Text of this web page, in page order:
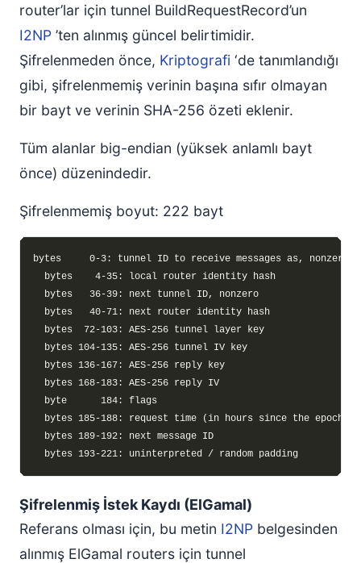
router’lar için tunnel BuildRequestRecord’un
I2NP ’ten alınmış güncel belirtimidir.
Şifrelenmeden önce, Kriptografi ‘de tanımlandığı
gibi, şifrelenmemiş verinin başına sıfır olmayan
bir bayt ve verinin SHA-256 özeti eklenir.
Tüm alanlar big-endian (yüksek anlamlı bayt
önce) düzenindedir.
Şifrelenmemiş boyut: 222 bayt
Şifrelenmiş İstek Kaydı (ElGamal)
Referans olması için, bu metin I2NP belgesinden
alınmış ElGamal routers için tunnel